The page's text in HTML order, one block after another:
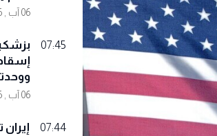
06 آب , 2026
07:45
06 آب , 2026
07:44